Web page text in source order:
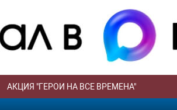
АКЦИЯ "ГЕРОИ НА ВСЕ ВРЕМЕНА"